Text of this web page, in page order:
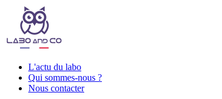
L'actu du labo
Qui sommes-nous ?
Nous contacter